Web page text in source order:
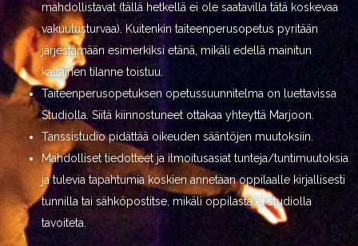
mahdollistavat (tällä hetkellä ei ole saatavilla tätä koskevaa
vakuutusturvaa). Kuitenkin taiteenperusopetus pyritään
järjestämään esimerkiksi etänä, mikäli edellä mainitun
kaltainen tilanne toistuu.
Taiteenperusopetuksen opetussuunnitelma on luettavissa
Studiolla. Siitä kiinnostuneet ottakaa yhteyttä Marjoon.
Tanssistudio pidättää oikeuden sääntöjen muutoksiin.
Mahdolliset tiedotteet ja ilmoitusasiat tunteja/tuntimuutoksia
ja tulevia tapahtumia koskien annetaan oppilaalle kirjallisesti
tunnilla tai sähköpostitse, mikäli oppilasta ei studiolla
tavoiteta.